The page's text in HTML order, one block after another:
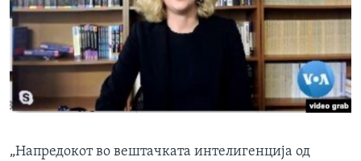
„Напредокот во вештачката интелигенција од